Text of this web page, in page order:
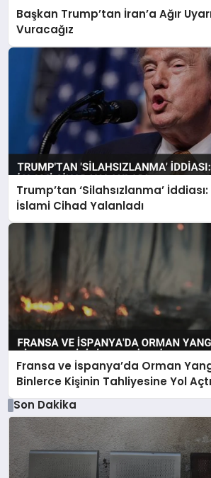
Başkan Trump’tan İran’a Ağır
Vuracağız
Trump’tan ‘Silahsızlanma’
İslami Cihad Yalanladı
Fransa ve İspanya’da Orman
Binlerce Kişinin Tahliyesine Yol Açtı
Son Dakika